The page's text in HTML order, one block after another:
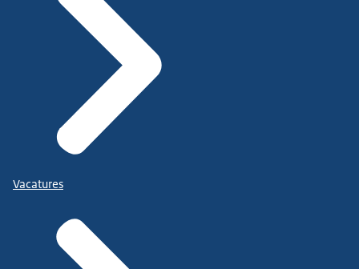
Vacatures